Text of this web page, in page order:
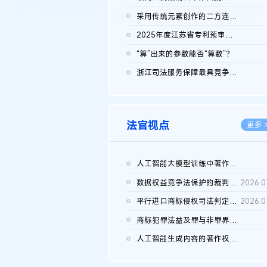
采用传统元素创作的二方连续装饰图案作品的独创性及侵权对比认定
2025年度江苏省专利预审典型案例
“算”出来的参数能否“算数”？
浙江司法服务保障最具竞争力营商环境建设典型案例（第二批）含侵...
法官视点 更多
人工智能大模型训练中著作权的合理使用
数据权益竞争法保护的裁判路径构建
平行进口商标侵权司法判定规则的困境与纾解
商标犯罪法益及罪与非罪界限研究
人工智能生成内容的著作权司法认定：演进逻辑、现实困境与规则建...